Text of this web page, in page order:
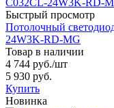
Быстрый просмотр
Потолочный
24W3K-RD-MG
Товар в наличии
4 744 руб./шт
5 930 руб.
Купить
Новинка